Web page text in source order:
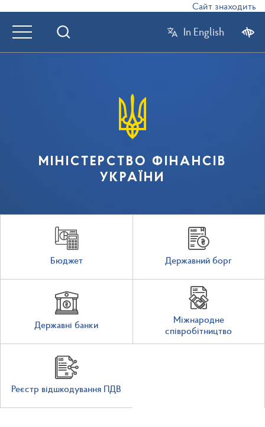
Сайт знаходиться
In English
МІНІСТЕРСТВО ФІНАНСІВ
УКРАЇНИ
Бюджет Державний борг
Державні банки
Міжнародне
співробітництво
Реєстр відшкодування ПДВ